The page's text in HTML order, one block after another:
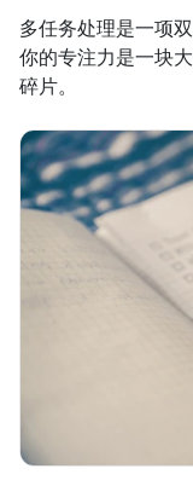
多任务处理是一项
你的专注力是一块
碎片。